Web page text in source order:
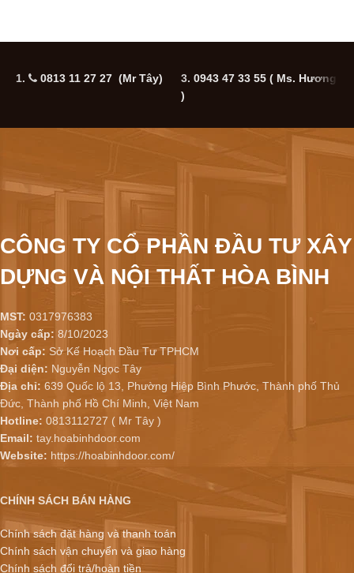
1. 0813 11 27 27 (Mr Tây) 3. 0943 47 33 55 ( Ms. Hương
)
CÔNG TY CỔ PHẦN ĐẦU TƯ XÂY
DỰNG VÀ NỘI THẤT HÒA BÌNH
MST: 0317976383
Ngày cấp: 8/10/2023
Nơi cấp: Sở Kế Hoạch Đầu Tư TPHCM
Đại diện: Nguyễn Ngọc Tây
Địa chỉ: 639 Quốc lộ 13, Phường Hiệp Bình Phước, Thành phố Thủ
Đức, Thành phố Hồ Chí Minh, Việt Nam
Hotline: 0813112727 ( Mr Tây )
Email: tay.hoabinhdoor.com
Website: https://hoabinhdoor.com/
CHÍNH SÁCH BÁN HÀNG
Chính sách đặt hàng và thanh toán
Chính sách vận chuyển và giao hàng
Chính sách đổi trả/hoàn tiền